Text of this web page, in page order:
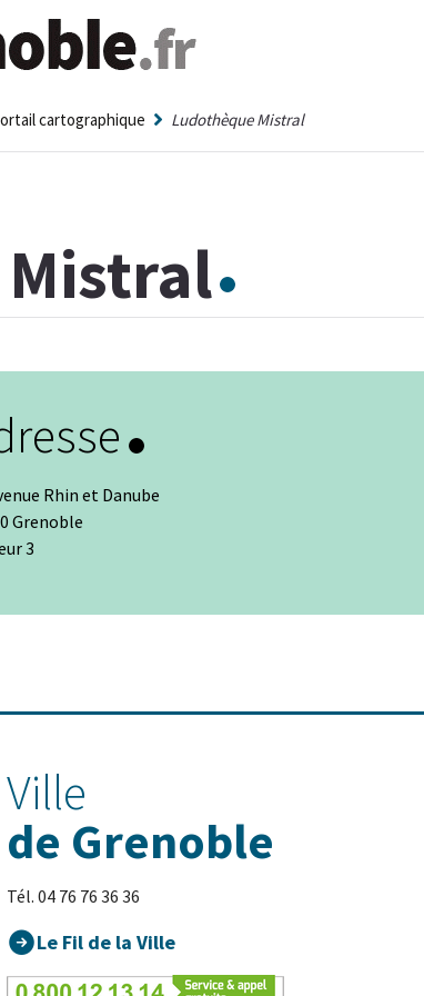
cartographique Ludothèque Mistral
Rhin et Danube
Grenoble
3
Ville
de Grenoble
Tél. 04 76 76 36 36
Le Fil de la Ville